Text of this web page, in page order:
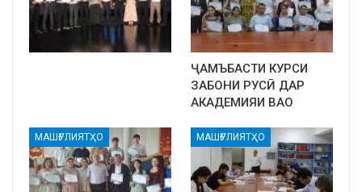
ҶАМЪБАСТИ КУРСИ
ЗАБОНИ РУСӢ ДАР
АКАДЕМИЯИ ВАО
МАШҒУЛИЯТҲО МАШҒУЛИЯТҲО